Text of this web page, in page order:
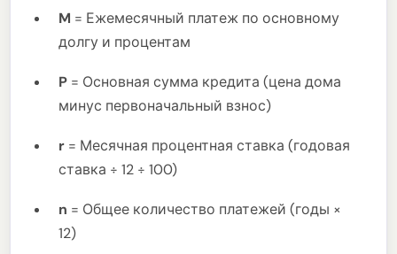
M = Ежемесячный платеж по основному
долгу и процентам
P = Основная сумма кредита (цена дома
минус первоначальный взнос)
r = Месячная процентная ставка (годовая
ставка ÷ 12 ÷ 100)
n = Общее количество платежей (годы ×
12)